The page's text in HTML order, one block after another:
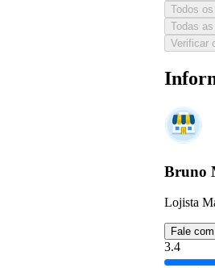
Todos
Todas
Verificar
Bruno
Lojista
Fale
3.4